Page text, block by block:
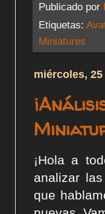
Publicado por
Etiquetas:
Miniatures
miércoles,
¡Hola a
analizar
que